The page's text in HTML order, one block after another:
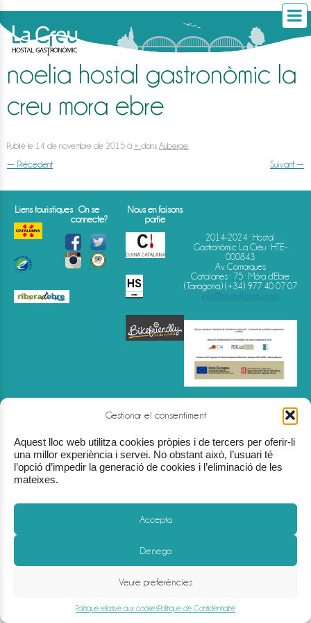
Gestionar el consentiment
Aquest lloc web utilitza cookies pròpies i de tercers per oferir-li
una millor experiència i servei. No obstant això, l’usuari té
l’opció d’impedir la generació de cookies i l’eliminació de les
mateixes.
Accepta
Denega
Veure preferències
Politique relative aux cookiesPolitique de Confidentialité
noelia hostal gastronòmic la
creu mora ebre
Publié le 14 de novembre de 2015 à × dans Auberge
← Précédent Suivant →
Liens touristiques
On se
connecte?
Nous en faisons
partie
2014-2024 · Hostal
Gastronòmic La Creu · HTE-
000843
Av. Comarques
Catalanes · 75 · Móra d'Ebre
(Tarragona) (+34) 977 40 07 07
info@hostallacreu.com
Mentions légales -Politique de Confidentialité-Politique relative aux cookies -